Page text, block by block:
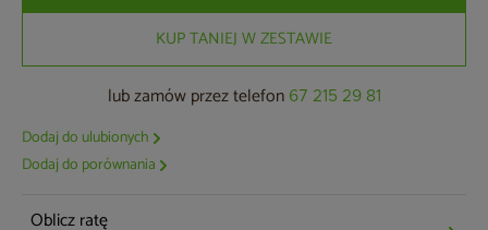
KUP TANIEJ W ZESTAWIE
lub zamów przez telefon 67 215 29 81
Dodaj do ulubionych
Dodaj do porównania
Oblicz ratę